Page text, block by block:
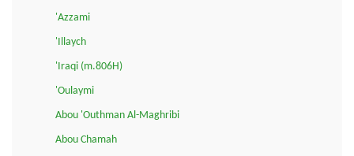
'Azzami
'Illaych
'Iraqi (m.806H)
'Oulaymi
Abou 'Outhman Al-Maghribi
Abou Chamah